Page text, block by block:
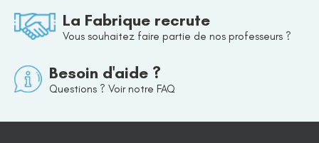
La Fabrique recrute
Vous souhaitez faire partie de nos professeurs ?
Besoin d'aide ?
Questions ? Voir notre FAQ